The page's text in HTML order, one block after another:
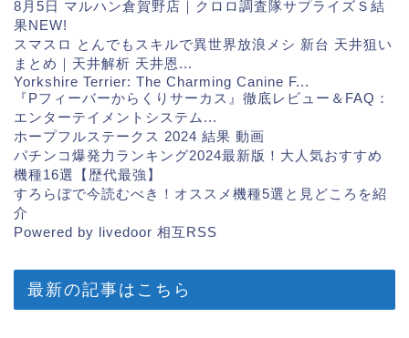
8月5日 マルハン倉賀野店｜クロロ調査隊サプライズＳ結
果NEW!
スマスロ とんでもスキルで異世界放浪メシ 新台 天井狙い
まとめ｜天井解析 天井恩...
Yorkshire Terrier: The Charming Canine F...
『Pフィーバーからくりサーカス』徹底レビュー＆FAQ：
エンターテイメントシステム...
ホープフルステークス 2024 結果 動画
パチンコ爆発力ランキング2024最新版！大人気おすすめ
機種16選【歴代最強】
すろらぼで今読むべき！オススメ機種5選と見どころを紹
介
Powered by livedoor 相互RSS
最新の記事はこちら